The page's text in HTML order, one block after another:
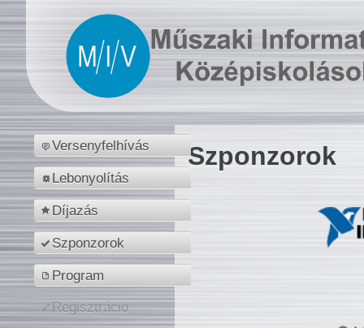
Versenyfelhívás
Lebonyolítás
Díjazás
Szponzorok
Program
Regisztráció
Szponzorok